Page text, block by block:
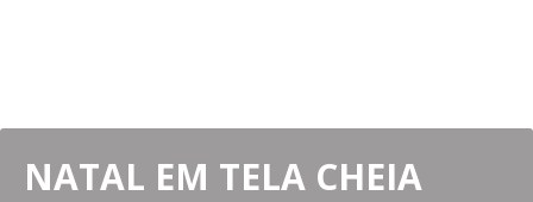
NATAL EM TELA CHEIA